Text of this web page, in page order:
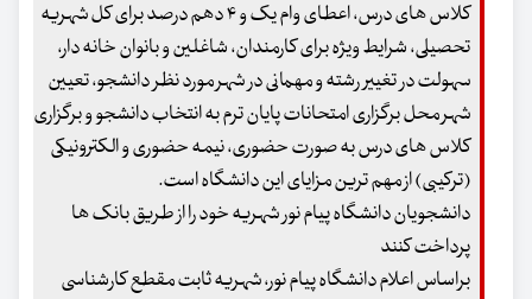
کلاس های درس، اعطای وام یک و ۴ دهم درصد برای کل شهریه
تحصیلی، شرایط ویژه برای کارمندان، شاغلین و بانوان خانه دار،
سهولت در تغییر رشته و مهمانی در شهر مورد نظر دانشجو، تعیین
شهر محل برگزاری امتحانات پایان ترم به انتخاب دانشجو و برگزاری
کلاس های درس به صورت حضوری، نیمه حضوری و الکترونیکی
(ترکیبی) از مهم ترین مزایای این دانشگاه است.
دانشجویان دانشگاه پیام نور شهریه خود را از طریق بانک ها
پرداخت کنند
براساس اعلام دانشگاه پیام نور، شهریه ثابت مقطع کارشناسی